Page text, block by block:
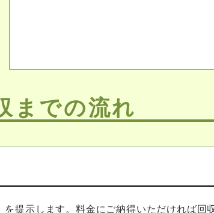
までの流れ
提示します。料金にご納得いただければ回